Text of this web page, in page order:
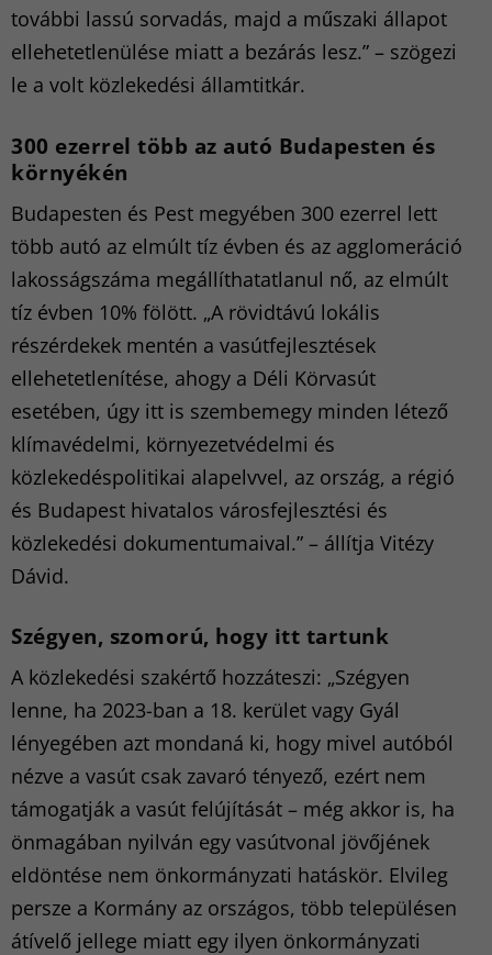
további lassú sorvadás, majd a műszaki állapot
ellehetetlenülése miatt a bezárás lesz.” – szögezi
le a volt közlekedési államtitkár.
300 ezerrel több az autó Budapesten és
környékén
Budapesten és Pest megyében 300 ezerrel lett
több autó az elmúlt tíz évben és az agglomeráció
lakosságszáma megállíthatatlanul nő, az elmúlt
tíz évben 10% fölött. „A rövidtávú lokális
részérdekek mentén a vasútfejlesztések
ellehetetlenítése, ahogy a Déli Körvasút
esetében, úgy itt is szembemegy minden létező
klímavédelmi, környezetvédelmi és
közlekedéspolitikai alapelvvel, az ország, a régió
és Budapest hivatalos városfejlesztési és
közlekedési dokumentumaival.” – állítja Vitézy
Dávid.
Szégyen, szomorú, hogy itt tartunk
A közlekedési szakértő hozzáteszi: „Szégyen
lenne, ha 2023-ban a 18. kerület vagy Gyál
lényegében azt mondaná ki, hogy mivel autóból
nézve a vasút csak zavaró tényező, ezért nem
támogatják a vasút felújítását – még akkor is, ha
önmagában nyilván egy vasútvonal jövőjének
eldöntése nem önkormányzati hatáskör. Elvileg
persze a Kormány az országos, több településen
átívelő jellege miatt egy ilyen önkormányzati